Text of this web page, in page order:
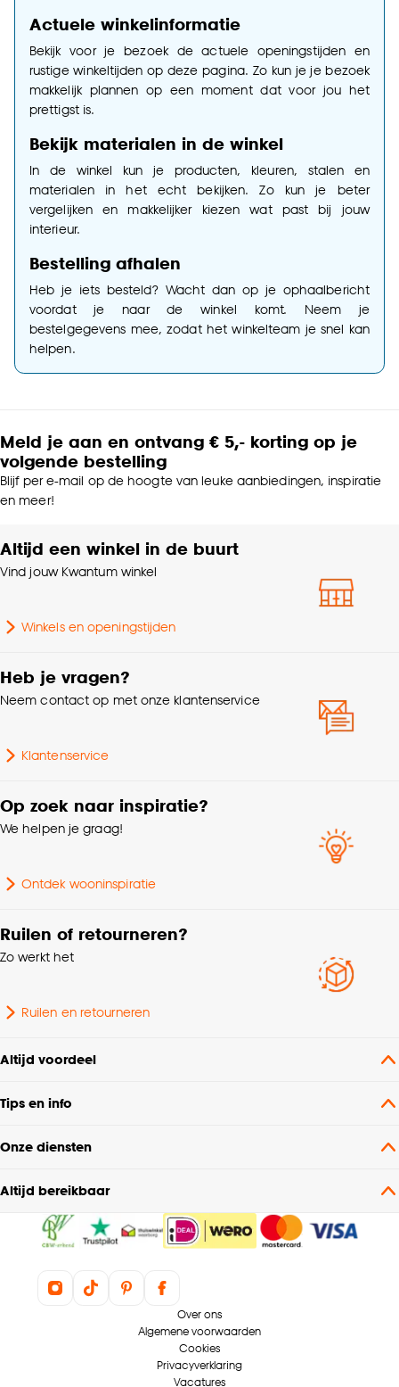
Actuele winkelinformatie
Bekijk voor je bezoek de actuele openingstijden en
rustige winkeltijden op deze pagina. Zo kun je je bezoek
makkelijk plannen op een moment dat voor jou het
prettigst is.
Bekijk materialen in de winkel
In de winkel kun je producten, kleuren, stalen en
materialen in het echt bekijken. Zo kun je beter
vergelijken en makkelijker kiezen wat past bij jouw
interieur.
Bestelling afhalen
Heb je iets besteld? Wacht dan op je ophaalbericht
voordat je naar de winkel komt. Neem je
bestelgegevens mee, zodat het winkelteam je snel kan
helpen.
Meld je aan en ontvang € 5,- korting op je
volgende bestelling
Blijf per e-mail op de hoogte van leuke aanbiedingen, inspiratie
en meer!
Altijd een winkel in de buurt
Vind jouw Kwantum winkel
Winkels en openingstijden
Heb je vragen?
Neem contact op met onze klantenservice
Klantenservice
Op zoek naar inspiratie?
We helpen je graag!
Ontdek wooninspiratie
Ruilen of retourneren?
Zo werkt het
Ruilen en retourneren
Altijd voordeel
Tips en info
Onze diensten
Altijd bereikbaar
Over ons
Algemene voorwaarden
Cookies
Privacyverklaring
Vacatures